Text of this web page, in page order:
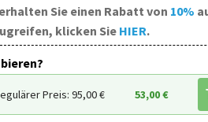
Sie einen Rabatt von 10%
klicken Sie HIER.
Preis: 95,00€ 53,00€